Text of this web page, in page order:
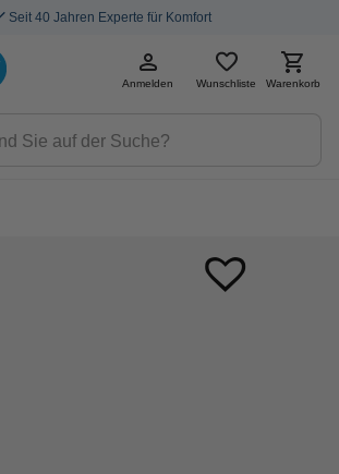
Seit 40 Jahren Experte für Komfort
Anmelden Wunschliste Warenkorb